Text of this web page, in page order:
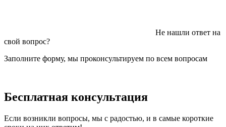
Не нашли ответ на
свой вопрос?
Заполните форму, мы проконсультируем по всем вопросам
Бесплатная консультация
Если возникли вопросы, мы с радостью, и в самые короткие